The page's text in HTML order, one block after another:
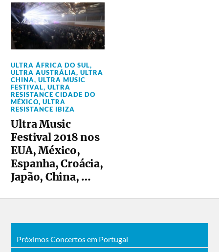
ULTRA ÁFRICA DO SUL,
ULTRA AUSTRÁLIA,ULTRA
CHINA,ULTRA MUSIC
FESTIVAL,ULTRA
RESISTANCE CIDADE DO
MÉXICO,ULTRA
RESISTANCE IBIZA
Ultra Music
Festival 2018 nos
EUA, México,
Espanha, Croácia,
Japão, China, …
Próximos Concertos em Portugal